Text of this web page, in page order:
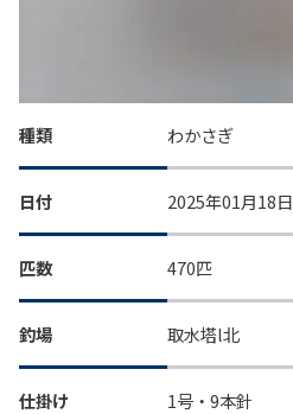
種類 わかさぎ
日付 2025年01月18日
匹数 470匹
釣場 取水塔l北
仕掛け 1号・9本針